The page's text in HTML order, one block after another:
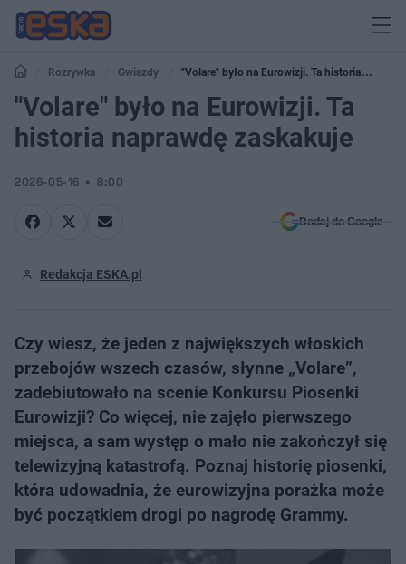
Rozrywka Gwiazdy
"Volare" było na Eurowizji. Ta historia
naprawdę zaskakuje
"Volare" było na Eurowizji. Ta
historia naprawdę zaskakuje
2026-05-16 8:00
Dodaj do Google
Redakcja ESKA.pl
Czy wiesz, że jeden z największych włoskich
przebojów wszech czasów, słynne „Volare”,
zadebiutowało na scenie Konkursu Piosenki
Eurowizji? Co więcej, nie zajęło pierwszego
miejsca, a sam występ o mało nie zakończył się
telewizyjną katastrofą. Poznaj historię piosenki,
która udowadnia, że eurowizyjna porażka może
być początkiem drogi po nagrodę Grammy.